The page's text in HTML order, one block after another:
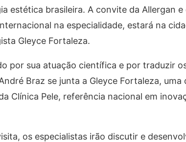
estética brasileira. A convite da Allergan
na especialidade, estará na
Gleyce Fortaleza.
por sua atuação científica e por traduzir
Braz se junta a Gleyce Fortaleza,
Clínica Pele, referência nacional em
os especialistas irão discutir e